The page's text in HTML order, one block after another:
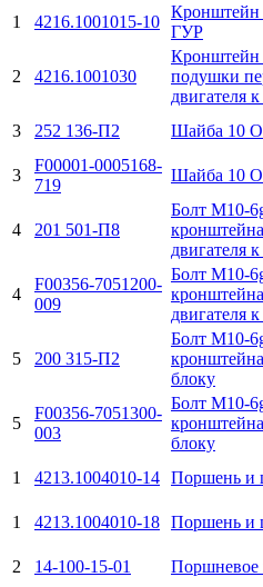
1
4216.1001015-10
Кронштейн
ГУР
2 4216.1001030
Кронштейн
подушки
двигателя
3 252 136-П2 Шайба 10
3
F00001-0005168-
719
Шайба 10
4 201 501-П8
Болт М10-
двигателя
4
F00356-7051200-
009
Болт М10-
двигателя
5 200 315-П2
Болт М10-
блоку
5
F00356-7051300-
003
Болт М10-
блоку
1 4213.1004010-14 Поршень и
1
4213.1004010-18 Поршень и
2
14-100-15-01 Поршневое